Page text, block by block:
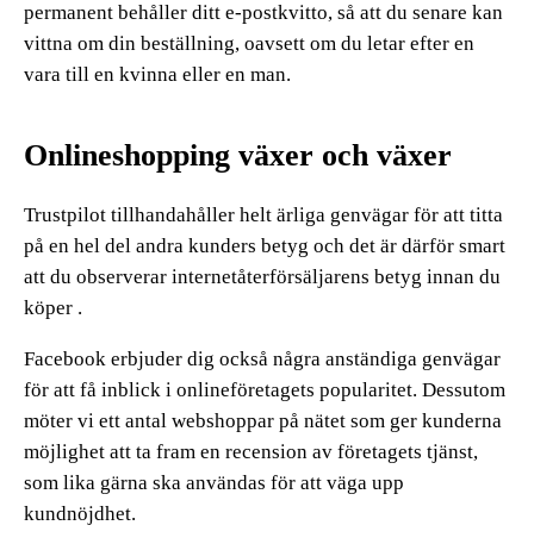
permanent behåller ditt e-postkvitto, så att du senare kan
vittna om din beställning, oavsett om du letar efter en
vara till en kvinna eller en man.
Onlineshopping växer och växer
Trustpilot tillhandahåller helt ärliga genvägar för att titta
på en hel del andra kunders betyg och det är därför smart
att du observerar internetåterförsäljarens betyg innan du
köper .
Facebook erbjuder dig också några anständiga genvägar
för att få inblick i onlineföretagets popularitet. Dessutom
möter vi ett antal webshoppar på nätet som ger kunderna
möjlighet att ta fram en recension av företagets tjänst,
som lika gärna ska användas för att väga upp
kundnöjdhet.